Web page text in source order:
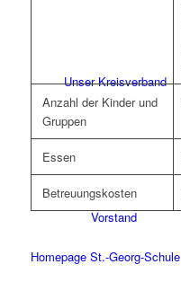
Unser Kreisverband
Vorstand
Anzahl der Kinder und
Gruppen
Essen
Betreuungskosten
Homepage St.-Georg-Schule